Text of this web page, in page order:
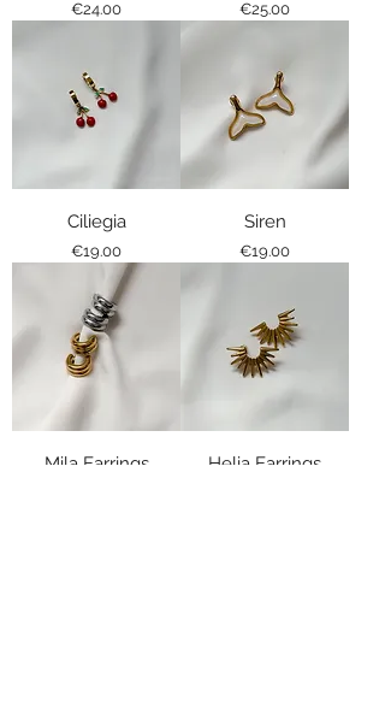
Price
€24.00 Price
€25.00
Ciliegia
Price
€19.00
Siren
Price
€19.00
Mila Earrings Helia Earrings